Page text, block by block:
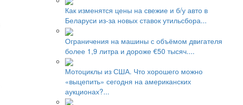
Как изменятся цены на свежие и б/у авто в
Беларуси из-за новых ставок утильсбора...
Ограничения на машины с объёмом двигателя
более 1,9 литра и дороже €50 тысяч....
Мотоциклы из США. Что хорошего можно
«выцепить» сегодня на американских
аукционах?...